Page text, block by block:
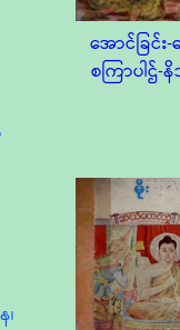
အောင်ခြင်း-
စကြာပါဌ်-နိ